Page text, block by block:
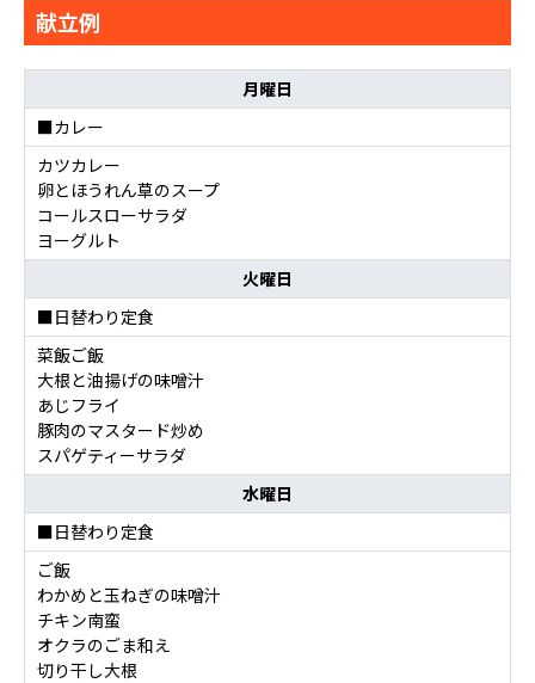
献立例
月曜日
■カレー
カツカレー
卵とほうれん草のスープ
コールスローサラダ
ヨーグルト
火曜日
■日替わり定食
菜飯ご飯
大根と油揚げの味噌汁
あじフライ
豚肉のマスタード炒め
スパゲティーサラダ
水曜日
■日替わり定食
ご飯
わかめと玉ねぎの味噌汁
チキン南蛮
オクラのごま和え
切り干し大根